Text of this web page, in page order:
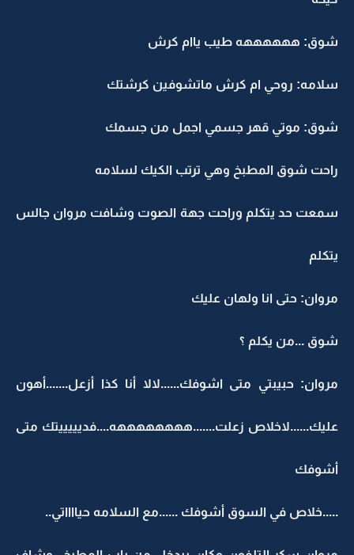
شوق: ههههههه طيب ياام كرش
سلامه: روحي ام كرش ماتشوفين كرشتك
شوق: موتي قهر جسمي اجمل من جسمك
راحت شوق المطبخ وهي ترتب الكيك لسلامه
سمعت حد يتكلم وراحت جهة الصوت وشافت مروان جالس
يتكلم
مروان: حتى انا ولهان عليك
شوق ...من يكلم ؟
مروان: حبيبتي متى اشوفك......لالا أنا كذا أزعل.......أهون
عليك......لاخلاص زعلت.......ههههههههه....فديييييتك متى
أشوفك
.....خلاص في السوق أشوفك ......مع السلامه حيااااتي..